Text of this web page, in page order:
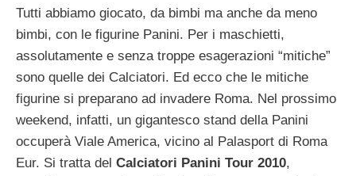
Tutti abbiamo giocato, da bimbi ma anche da meno
bimbi, con le figurine Panini. Per i maschietti,
assolutamente e senza troppe esagerazioni “mitiche”
sono quelle dei Calciatori. Ed ecco che le mitiche
figurine si preparano ad invadere Roma. Nel prossimo
weekend, infatti, un gigantesco stand della Panini
occuperà Viale America, vicino al Palasport di Roma
Eur. Si tratta del Calciatori Panini Tour 2010,